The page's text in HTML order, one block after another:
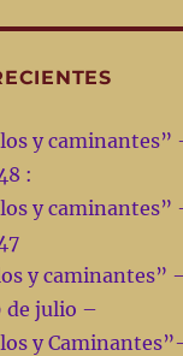
125
y
:
y
y caminantes”
de julio –
y